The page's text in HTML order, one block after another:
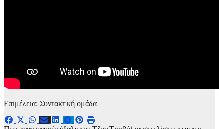
Επιμέλεια: Συντακτική ομάδα